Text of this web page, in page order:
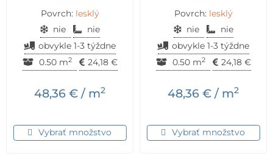
Povrch: lesklý
nie
nie
obvykle 1-3 týždne
0.50 m2 24,18 €
48,36 € / m2
Vybrať množstvo
Povrch: lesklý
nie
nie
obvykle 1-3 týždne
0.50 m2 24,18 €
48,36 € / m2
Vybrať množstvo